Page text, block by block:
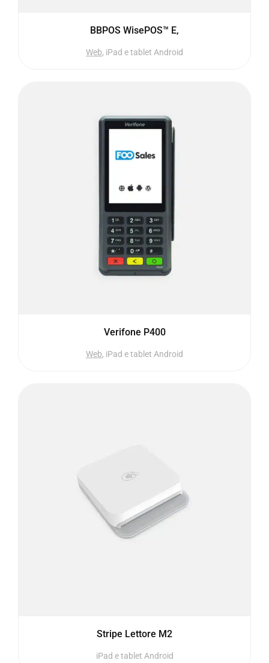
BBPOS WisePOS™ E,
Web, iPad e tablet Android
Verifone P400
Web, iPad e tablet Android
Stripe Lettore M2
iPad e tablet Android